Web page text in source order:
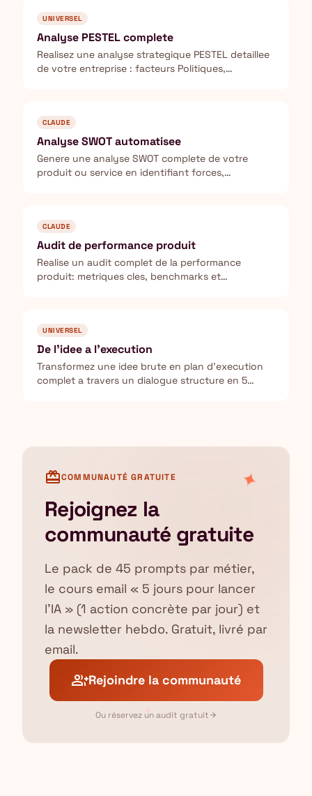
UNIVERSEL
Analyse PESTEL complete
Realisez une analyse strategique PESTEL detaillee
de votre entreprise : facteurs Politiques,
CLAUDE
Analyse SWOT automatisee
Genere une analyse SWOT complete de votre
produit ou service en identifiant forces,
CLAUDE
Audit de performance produit
Realise un audit complet de la performance
produit: metriques cles, benchmarks et
UNIVERSEL
De l'idee a l'execution
Transformez une idee brute en plan d'execution
complet a travers un dialogue structure en 5
✦
✦
card_giftcardCOMMUNAUTÉ GRATUITE
Rejoignez la
communauté gratuite
Le pack de 45 prompts par métier,
le cours email « 5 jours pour lancer
l'IA » (1 action concrète par jour) et
la newsletter hebdo. Gratuit, livré par
email.
group_addRejoindre la communauté
Ou réservez un audit gratuit arrow_forward